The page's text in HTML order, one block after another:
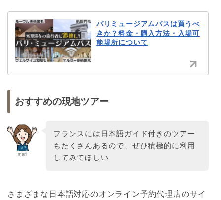
パリミュージアムパスは買うべ
きか？料金・購入方法・入場可
能場所について
おすすめの現地ツアー
mari
フランスには日本語ガイド付きのツアー
もたくさんあるので、ぜひ積極的に利用
してみてほしい
さまざまな日本語対応のオンライン予約代理店のサイ